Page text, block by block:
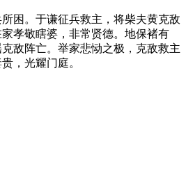
困。于谦征兵救主，将柴夫黄克敌
孝敬瞎婆，非常贤德。地保褚有
敌阵亡。举家悲恸之极，克敌救主
，光耀门庭。